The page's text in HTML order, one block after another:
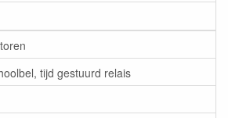
tijd gestuurd relais